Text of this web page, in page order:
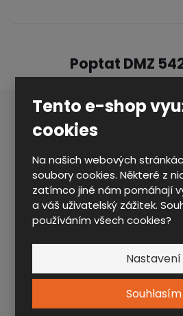
Tento e-shop
cookies
Na našich webových
soubory cookies. Některé z
zatímco jiné nám pomáhají
a váš uživatelský zážitek.
používáním všech cookies?
Nastavení
Souhlasím
Poptat DMZ
Firma / Jméno a příjmení
E-mail
Text dotazu